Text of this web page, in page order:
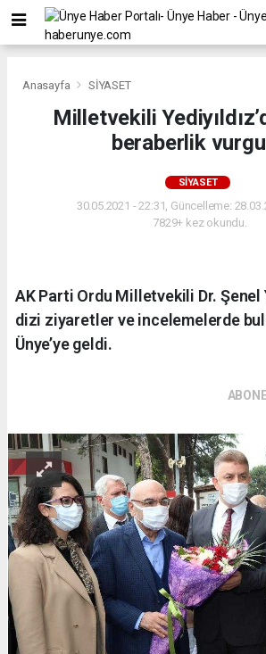
Anasayfa SİYASET
Milletvekili
beraberlik
SİYASET
30.05.2021 - 22:31, Güncelleme:
7829+ kez okundu.
AK Parti Ordu Milletvekili Dr. Şenel
dizi ziyaretler ve incelemelerde
Ünye’ye geldi.